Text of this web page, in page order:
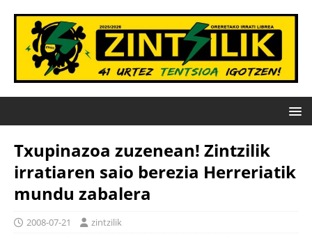
Txupinazoa zuzenean! Zintzilik
irratiaren saio berezia Herreriatik
mundu zabalera
2008-07-21 zintzilik